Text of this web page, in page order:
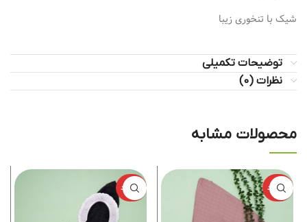
شیک با تنخوری زیبا
توضیحات تکمیلی
نظرات (0)
محصولات مشابه
ناموجود ناموجود